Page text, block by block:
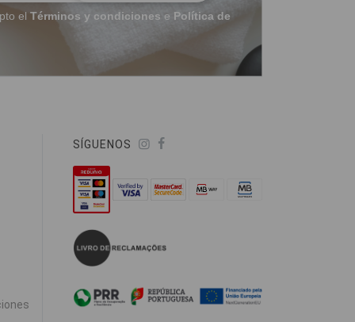
el Términos y condiciones e Política de
SÍGUENOS